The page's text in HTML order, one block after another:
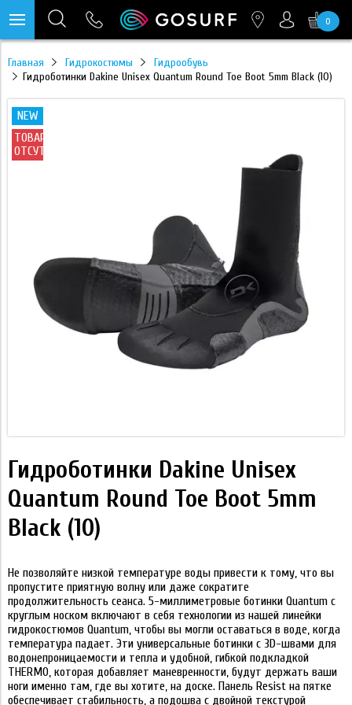
0
Главная Гидрокостюмы
Гидрообувь
Гидроботинки Dakine Unisex Quantum Round Toe Boot 5mm Black (10)
NEW
ТОВАР
ОТСУТСТВУЕТ
Гидроботинки Dakine Unisex
Quantum Round Toe Boot 5mm
Black (10)
Не позволяйте низкой температуре воды привести к тому, что вы
пропустите приятную волну или даже сократите
продолжительность сеанса. 5-миллиметровые ботинки Quantum с
круглым носком включают в себя технологии из нашей линейки
гидрокостюмов Quantum, чтобы вы могли оставаться в воде, когда
температура падает. Эти универсальные ботинки с 3D-швами для
водонепроницаемости и тепла и удобной, гибкой подкладкой
THERMO, которая добавляет маневренности, будут держать ваши
ноги именно там, где вы хотите, на доске. Панель Resist на пятке
обеспечивает стабильность, а подошва с двойной текстурой
https://mc.yandex.ru/pixel/28467905289433451?rnd=%aw_random%